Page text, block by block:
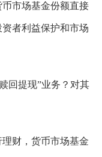
市场基金份额直接
者利益保护和市场
回提现”业务？对其
财，货币市场基金